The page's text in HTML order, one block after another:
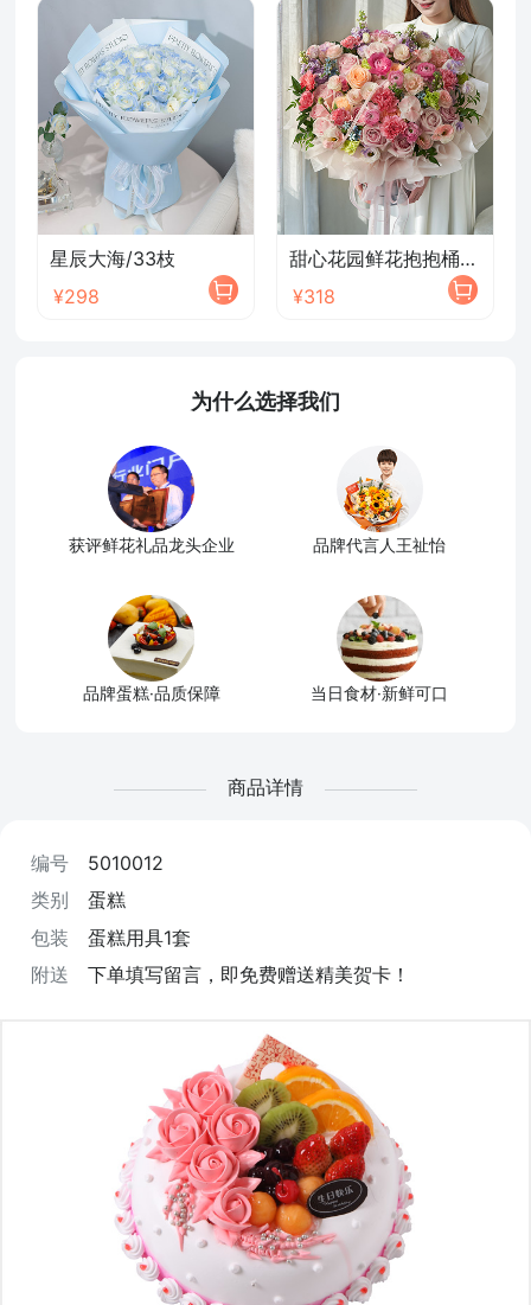
星辰大海/33枝
¥298
甜心花园鲜花抱抱桶/2026新款
¥318
为什么选择我们
获评鲜花礼品龙头企业 品牌代言人王祉怡
品牌蛋糕·品质保障 当日食材·新鲜可口
商品详情
编号
5010012
类别
蛋糕
包装
蛋糕用具1套
附送
下单填写留言，即免费赠送精美贺卡！